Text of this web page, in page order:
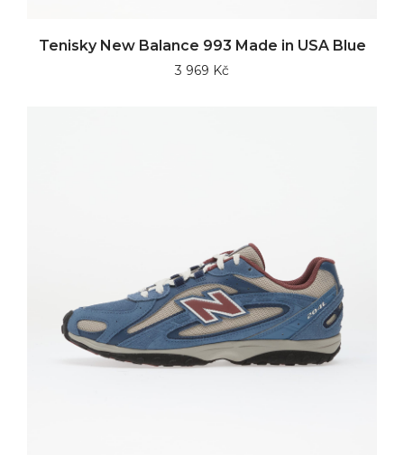
Tenisky New Balance 993 Made in USA Blue
3 969 Kč